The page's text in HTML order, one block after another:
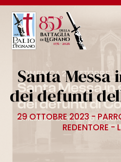
Santa
dei defunti
29 OTTOBRE 2023 -
REDENTORE -